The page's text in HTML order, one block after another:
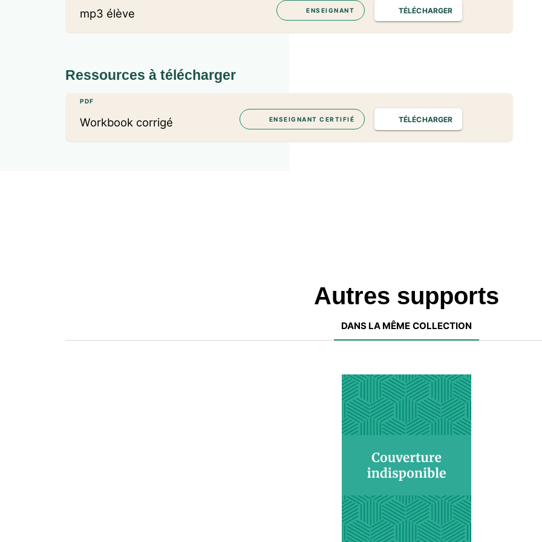
mp3 élève ENSEIGNANT TÉLÉCHARGER
Ressources à télécharger
PDF
Workbook corrigé ENSEIGNANT CERTIFIÉ TÉLÉCHARGER
Autres supports
DANS LA MÊME COLLECTION